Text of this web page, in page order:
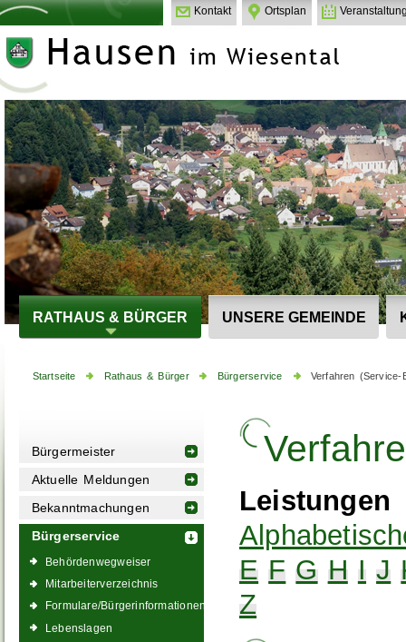
Kontakt Ortsplan
RATHAUS & BÜRGER UNSERE GEMEINDE
Startseite Rathaus & Bürger Bürgerservice Verfahren (Service-
Bürgermeister
Aktuelle Meldungen
Bekanntmachungen
Bürgerservice
Behördenwegweiser
Mitarbeiterverzeichnis
Formulare/Bürgerinformationen
Lebenslagen
Leistungen
E F G H I J
Z